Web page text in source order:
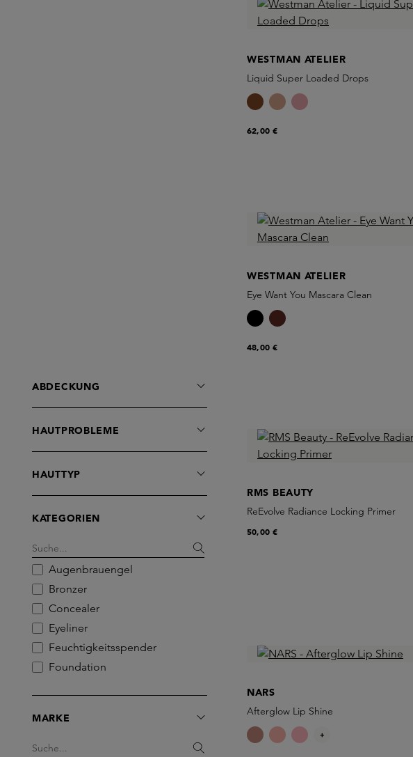
ABDECKUNG
HAUTPROBLEME
HAUTTYP
KATEGORIEN
Augenbrauengel
Bronzer
Concealer
Eyeliner
Feuchtigkeitsspender
Foundation
Lidschatten
Lipgloss
MARKE
WESTMAN ATELIER
Liquid Super Loaded Drops
62,00 €
WESTMAN ATELIER
Eye Want You Mascara Clean
48,00 €
RMS BEAUTY
ReEvolve Radiance Locking Primer
50,00 €
NARS
Afterglow Lip Shine
+